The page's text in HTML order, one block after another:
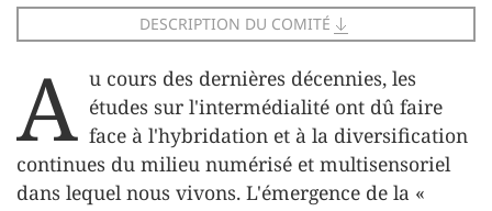
c
t
DESCRIPTION DU COMITÉ
A u cours des dernières décennies, les
études sur l'intermédialité ont dû faire
face à l'hybridation et à la diversification
continues du milieu numérisé et multisensoriel
dans lequel nous vivons. L'émergence de la «